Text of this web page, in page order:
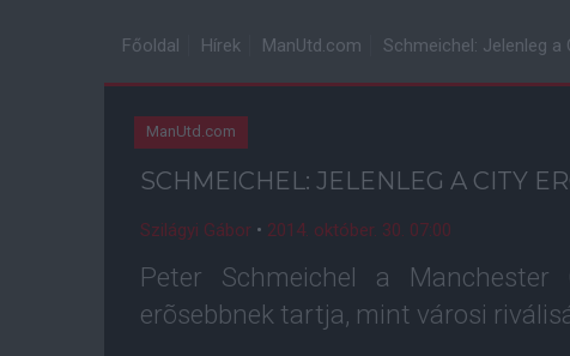
Főoldal Hírek ManUtd.com Schmeichel: Jelenleg a
ManUtd.com
SCHMEICHEL: JELENLEG A CITY
Szilágyi Gábor • 2014. október. 30. 07:00
Peter Schmeichel a
erõsebbnek tartja, mint városi